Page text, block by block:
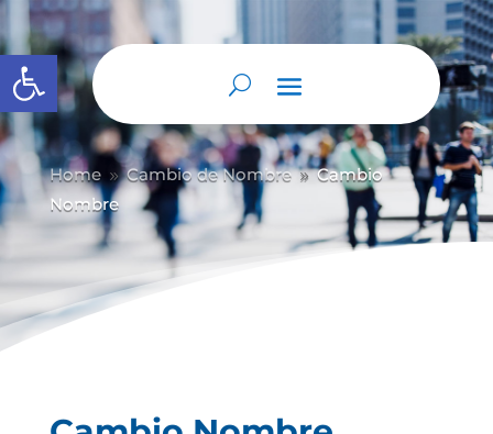
Abrir barra de herramientas
Home 9 Cambio de Nombre 9 Cambio
Nombre